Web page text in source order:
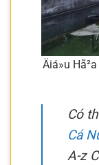
Äiá»u
Có
Cá
A-z